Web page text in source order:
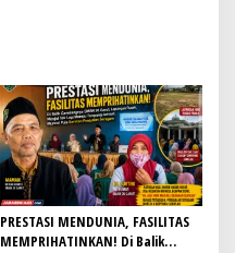
PRESTASI MENDUNIA, FASILITAS
MEMPRIHATINKAN! Di Balik